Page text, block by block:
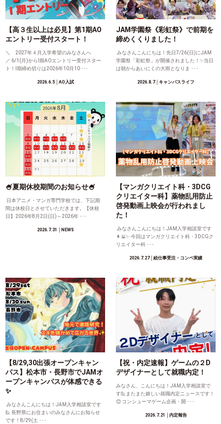
【高３生以上は必見】第1期AO
エントリー受付スタート！
＼ 2027年４月入学希望のみなさんへ
／ 6/1(月)からⅠ期AOエントリー受付スター
ト！Ⅰ期締め切りは2026年10月10 ･･･
2026.6.5│AO入試
JAM学園祭《彩虹祭》で前期を
締めくくりました！
みなさんこんにちは！先日7/26(日)にJAM
学園祭「彩虹祭」が開催されました！✨当日
は朝からあいにくの大雨となりま ･･･
2026.8.7│キャンパスライフ
🍧夏期休校期間のお知らせ🍧
日本アニメ・マンガ専門学校では、下記期
間は休校日とさせていただきます。【休校
日】2026年8月2日(日)～2026年 ･･･
2026.7.31 │NEWS
【マンガクリエイト科・3DCG
クリエイター科】薬物乱用防止
啓発動画上映会が行われまし
た！
みなさんこんにちは！JAM入学相談室です
👩‍💻✨ 今回はマンガクリエイト科・3DCGク
リエイター科 ･･･
2026.7.27│絵仕事受注・コンペ実績
【8/29,30出張オープンキャン
パス】松本市・長野市でJAMオ
ープンキャンパスが体感できる
✨
みなさんこんにちは！JAM入学相談室です
🙋 長野県にお住まいのみなさんにお知らせ
です！8/29(土 ･･･
【祝・内定速報】ゲームの２D
デザイナーとして就職内定！
みなさん、こんにちは！JAM入学相談室で
す🙋またまた嬉しい就職内定ニュースです！
😊 コンシューマゲーム企画・開 ･･･
2026.7.21 │内定報告